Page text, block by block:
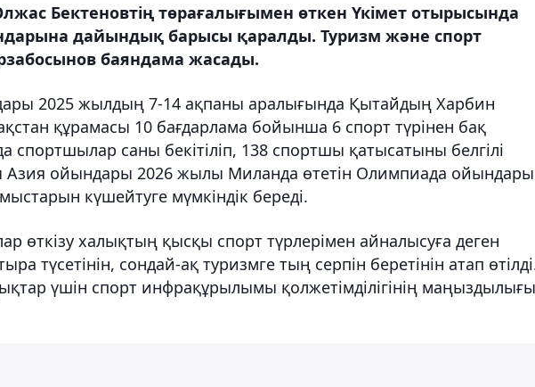
Бектеновтің төрағалығымен өткен Үкімет отырысында
дайындық барысы қаралды. Туризм және спорт
баяндама жасады.
2025 жылдың 7-14 ақпаны аралығында Қытайдың Харбин
құрамасы 10 бағдарлама бойынша 6 спорт түрінен бақ
спортшылар саны бекітіліп, 138 спортшы қатысатыны белгілі
Азия ойындары 2026 жылы Миланда өтетін Олимпиада
күшейтуге мүмкіндік береді.
өткізу халықтың қысқы спорт түрлерімен айналысуға деген
түсетінін, сондай-ақ туризмге тың серпін беретінін атап
үшін спорт инфрақұрылымы қолжетімділігінің маңыздылығы